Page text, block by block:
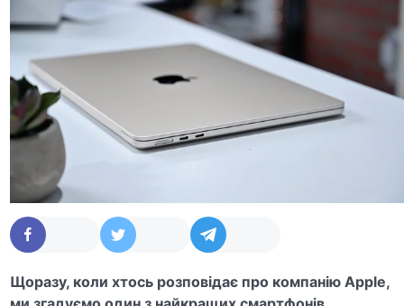
Щоразу, коли хтось розповідає про компанію Apple,